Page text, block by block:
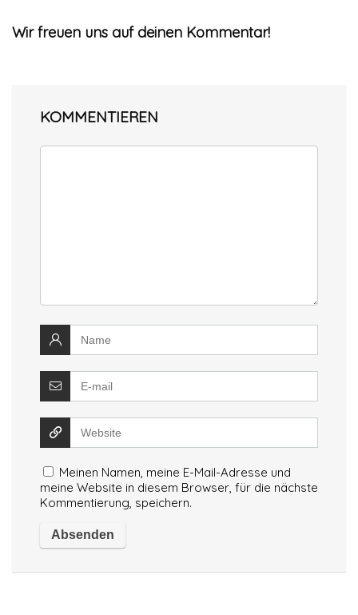
Wir freuen uns auf deinen Kommentar!
KOMMENTIEREN
Meinen Namen, meine E-Mail-Adresse und
meine Website in diesem Browser, für die nächste
Kommentierung, speichern.